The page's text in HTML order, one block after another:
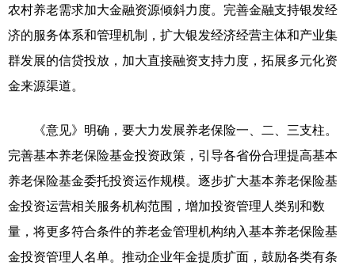
农村养老需求加大金融资源倾斜力度。完善金融支持银发经
济的服务体系和管理机制，扩大银发经济经营主体和产业集
群发展的信贷投放，加大直接融资支持力度，拓展多元化资
金来源渠道。
《意见》明确，要大力发展养老保险一、二、三支柱。
完善基本养老保险基金投资政策，引导各省份合理提高基本
养老保险基金委托投资运作规模。逐步扩大基本养老保险基
金投资运营相关服务机构范围，增加投资管理人类别和数
量，将更多符合条件的养老金管理机构纳入基本养老保险基
金投资管理人名单。推动企业年金提质扩面，鼓励各类有条